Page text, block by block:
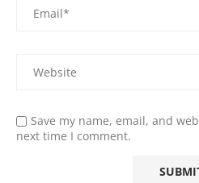
Save my name, email, and
next time I comment.